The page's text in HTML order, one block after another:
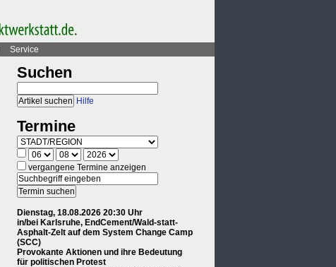
Service
Suchen
Hilfe
Termine
vergangene Termine anzeigen
Dienstag, 18.08.2026 20:30 Uhr
in/bei Karlsruhe, EndCement/Wald-statt-
Asphalt-Zelt auf dem System Change Camp
(SCC)
Provokante Aktionen und ihre Bedeutung
für politischen Protest